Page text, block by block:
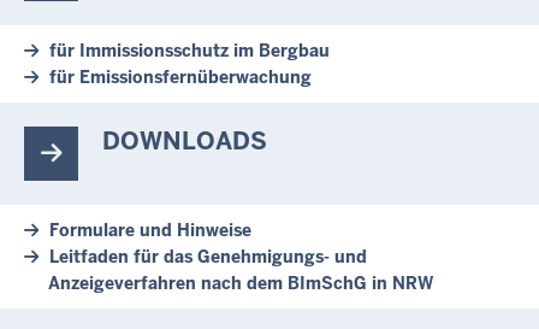
für Immissionsschutz im Bergbau
für Emissionsfernüberwachung
DOWNLOADS
Formulare und Hinweise
Leitfaden für das Genehmigungs- und
Anzeigeverfahren nach dem BImSchG in NRW